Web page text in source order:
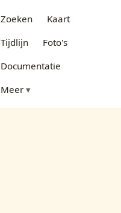
Zoeken
Kaart
Tijdlijn
Foto's
Documentatie
Meer